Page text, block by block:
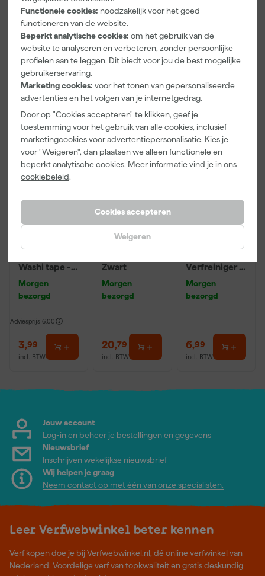
Functionele cookies: noodzakelijk voor het goed
functioneren van de website.
Beperkt analytische cookies: om het gebruik van de
website te analyseren en verbeteren, zonder persoonlijke
profielen aan te leggen. Dit biedt voor jou de best mogelijke
gebruikerservaring.
Marketing cookies: voor het tonen van gepersonaliseerde
advertenties en het volgen van je internetgedrag.
Door op "Cookies accepteren" te klikken, geef je
toestemming voor het gebruik van alle cookies, inclusief
marketingcookies voor advertentiepersonalisatie. Kies je
voor "Weigeren", dan plaatsen we alleen functionele en
beperkt analytische cookies. Meer informatie vind je in ons
cookiebeleid.
Cookies accepteren
Weigeren
Type werkkleding
Bekijk alle kenmerken
Vaak gekocht met
Paintura
Washi tape -
Morgen
bezorgd
Adviesprijs 6,00
3,99
incl. BTW
Kassakorting
Zwart
Morgen
bezorgd
20,79
incl. BTW
Onze Top 10
Verfreiniger –
Morgen
bezorgd
6,99
incl. BTW
Jouw account
Log-in en beheer je bestellingen en gegevens
Nieuwsbrief
Inschrijven wekelijkse nieuwsbrief
Wij helpen je graag
Neem contact op met één van onze specialisten.
Leer Verfwebwinkel beter kennen
Verf kopen doe je bij Verfwebwinkel.nl, dé online verfwinkel van
Nederland. Voordelige verf van topkwaliteit en gratis deskundig